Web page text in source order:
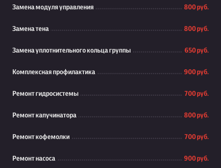
Замена модуля управления 800 руб.
Замена тена 800 руб.
Замена уплотнительного кольца группы 650 руб.
Комплексная профилактика 900 руб.
Ремонт гидросистемы 700 руб.
Ремонт капучинатора 800 руб.
Ремонт кофемолки 700 руб.
Ремонт насоса 900 руб.